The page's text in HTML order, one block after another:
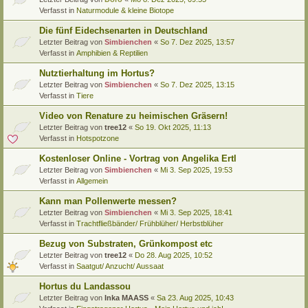
Verfasst in Naturmodule & kleine Biotope
Die fünf Eidechsenarten in Deutschland
Letzter Beitrag von Simbienchen « So 7. Dez 2025, 13:57
Verfasst in Amphibien & Reptilien
Nutztierhaltung im Hortus?
Letzter Beitrag von Simbienchen « So 7. Dez 2025, 13:15
Verfasst in Tiere
Video von Renature zu heimischen Gräsern!
Letzter Beitrag von tree12 « So 19. Okt 2025, 11:13
Verfasst in Hotspotzone
Kostenloser Online - Vortrag von Angelika Ertl
Letzter Beitrag von Simbienchen « Mi 3. Sep 2025, 19:53
Verfasst in Allgemein
Kann man Pollenwerte messen?
Letzter Beitrag von Simbienchen « Mi 3. Sep 2025, 18:41
Verfasst in Trachtfließbänder/ Frühblüher/ Herbstblüher
Bezug von Substraten, Grünkompost etc
Letzter Beitrag von tree12 « Do 28. Aug 2025, 10:52
Verfasst in Saatgut/ Anzucht/ Aussaat
Hortus du Landassou
Letzter Beitrag von Inka MAASS « Sa 23. Aug 2025, 10:43